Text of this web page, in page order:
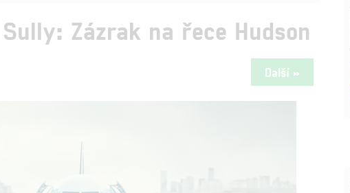
Zázrak na řece Hudson
Další »